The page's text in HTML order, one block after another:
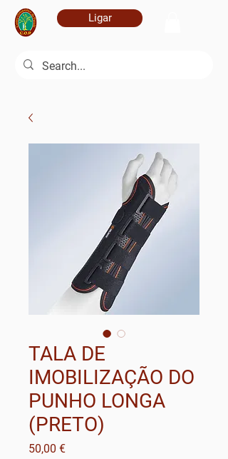
Ligar
TALA DE
IMOBILIZAÇÃO DO
PUNHO LONGA
(PRETO)
50,00 €Preço